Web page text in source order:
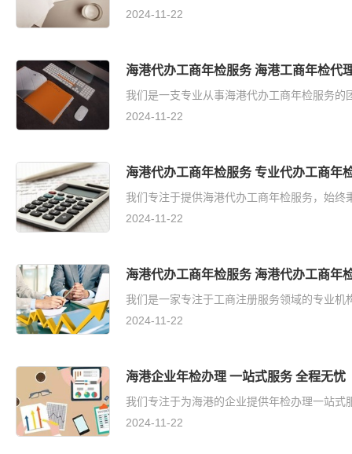
2024-11-22
海港代办工商年检服务 海港工商年检代
我们是一支专业从事海港代办工商年检服务
2024-11-22
海港代办工商年检服务 专业代办工商年
我们专注于提供海港代办工商年检服务，始终
2024-11-22
海港代办工商年检服务 海港代办工商年
我们是一家专注于工商注册服务领域的专业
2024-11-22
海港企业年检办理 一站式服务 全程无忧
我们专注于为海港的企业提供年检办理一站
2024-11-22